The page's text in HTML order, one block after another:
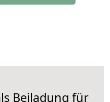
Beiladung für